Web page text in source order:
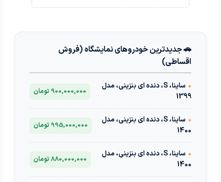
🚗 جدیدترین خودروهای نمایشگاه (فروش
اقساطی)
•
ساینا، S، دنده ای بنزینی، مدل
1399
900,000,000 تومان
•
ساینا، S، دنده ای بنزینی، مدل
1400
995,000,000 تومان
•
ساینا، S، دنده ای بنزینی، مدل
1400
880,000,000 تومان